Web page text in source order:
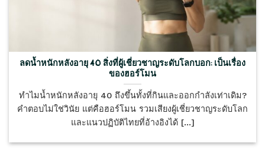
ลดน้ำหนักหลังอายุ 40 สิ่งที่ผู้เชี่ยวชาญระดับโลกบอก: เป็นเรื่อง
ของฮอร์โมน
ทำไมน้ำหนักหลังอายุ 40 ถึงขึ้นทั้งที่กินและออกกำลังเท่าเดิม?
คำตอบไม่ใช่วินัย แต่คือฮอร์โมน รวมเสียงผู้เชี่ยวชาญระดับโลก
และแนวปฏิบัติไทยที่อ้างอิงได้ [...]